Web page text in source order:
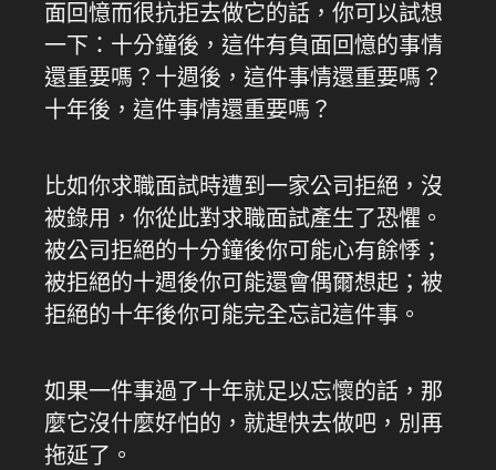
面回憶而很抗拒去做它的話，你可以試想
一下：十分鐘後，這件有負面回憶的事情
還重要嗎？十週後，這件事情還重要嗎？
十年後，這件事情還重要嗎？
比如你求職面試時遭到一家公司拒絕，沒
被錄用，你從此對求職面試產生了恐懼。
被公司拒絕的十分鐘後你可能心有餘悸；
被拒絕的十週後你可能還會偶爾想起；被
拒絕的十年後你可能完全忘記這件事。
如果一件事過了十年就足以忘懷的話，那
麼它沒什麼好怕的，就趕快去做吧，別再
拖延了。